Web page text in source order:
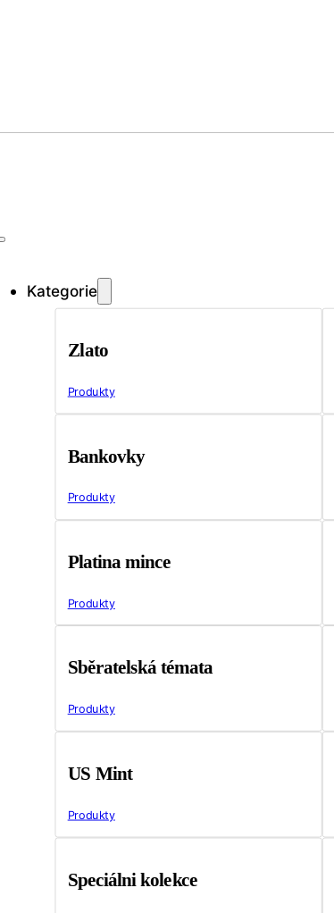
Kategorie
Zlato
Produkty
Bankovky
Produkty
Platina mince
Produkty
Sběratelská témata
Produkty
US Mint
Produkty
Speciálni kolekce